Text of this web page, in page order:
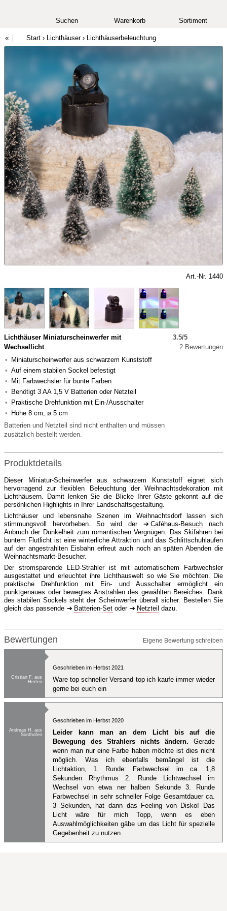
Suchen Warenkorb Sortiment
Start › Lichthäuser› Lichthäuserbeleuchtung
Art.-Nr. 1440
Lichthäuser Miniaturscheinwerfer mit
Wechsellicht
Miniaturscheinwerfer aus schwarzem Kunststoff
Auf einem stabilen Sockel befestigt
Mit Farbwechsler für bunte Farben
Benötigt 3 AA 1,5 V Batterien oder Netzteil
Praktische Drehfunktion mit Ein-/Ausschalter
Höhe 8 cm, ø 5 cm
Batterien und Netzteil sind nicht enthalten und müssen
zusätzlich bestellt werden.
3.5/5
2 Bewertungen
Produktdetails
Dieser Miniatur-Scheinwerfer aus schwarzem Kunststoff eignet sich
hervorragend zur flexiblen Beleuchtung der Weihnachtsdekoration mit
Lichthäusern. Damit lenken Sie die Blicke Ihrer Gäste gekonnt auf die
persönlichen Highlights in Ihrer Landschaftsgestaltung.
Lichthäuser und lebensnahe Szenen im Weihnachtsdorf lassen sich
stimmungsvoll hervorheben. So wird der
Caféhaus-Besuch nach
Anbruch der Dunkelheit zum romantischen Vergnügen. Das Skifahren bei
buntem Flutlicht ist eine winterliche Attraktion und das Schlittschuhlaufen
auf der angestrahlten Eisbahn erfreut auch noch an späten Abenden die
Weihnachtsmarkt-Besucher.
Der stromsparende LED-Strahler ist mit automatischem Farbwechsler
ausgestattet und erleuchtet ihre Lichthauswelt so wie Sie möchten. Die
praktische Drehfunktion mit Ein- und Ausschalter ermöglicht ein
punktgenaues oder bewegtes Anstrahlen des gewählten Bereiches. Dank
des stabilen Sockels steht der Scheinwerfer überall sicher. Bestellen Sie
gleich das passende
Batterien-Set oder Netzteil dazu.
Bewertungen Eigene Bewertung schreiben
Cristian F. aus
Herten
Geschrieben im Herbst 2021
Ware top schneller Versand top ich kaufe immer wieder
gerne bei euch ein
Andreas H. aus
Sonthofen
Geschrieben im Herbst 2020
Leider kann man an dem Licht bis auf die
Bewegung des Strahlers nichts ändern. Gerade
wenn man nur eine Farbe haben möchte ist dies nicht
möglich. Was ich ebenfalls bemängel ist die
Lichtaktion, 1. Runde: Farbwechsel im ca. 1,8
Sekunden Rhythmus 2. Runde Lichtwechsel im
Wechsel von etwa ner halben Sekunde 3. Runde
Farbwechsel in sehr schneller Folge Gesamtdauer ca.
3 Sekunden, hat dann das Feeling von Disko! Das
Licht wäre für mich Topp, wenn es eben
Auswahlmöglichkeiten gäbe um das Licht für spezielle
Gegebenheit zu nutzen